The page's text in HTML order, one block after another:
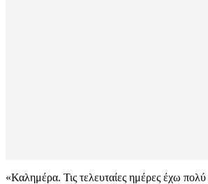
«Καλημέρα. Τις τελευταίες ημέρες έχω